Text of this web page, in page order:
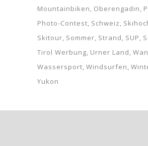
Mountainbiken Oberengadin
Photo-Contest Schweiz
Skitour Sommer Strand SUP
Tirol Werbung Urner Land
Wassersport Windsurfen
Yukon